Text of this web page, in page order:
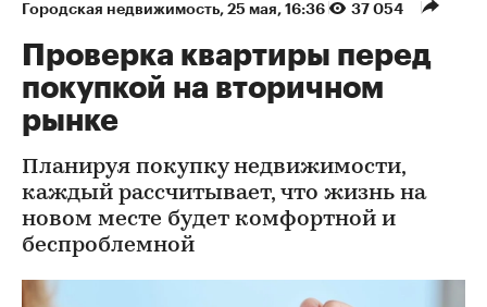
Городская недвижимость⁠, 25 мая, 16:36 37 054
Проверка квартиры перед
покупкой на вторичном
рынке
Планируя покупку недвижимости,
каждый рассчитывает, что жизнь на
новом месте будет комфортной и
беспроблемной